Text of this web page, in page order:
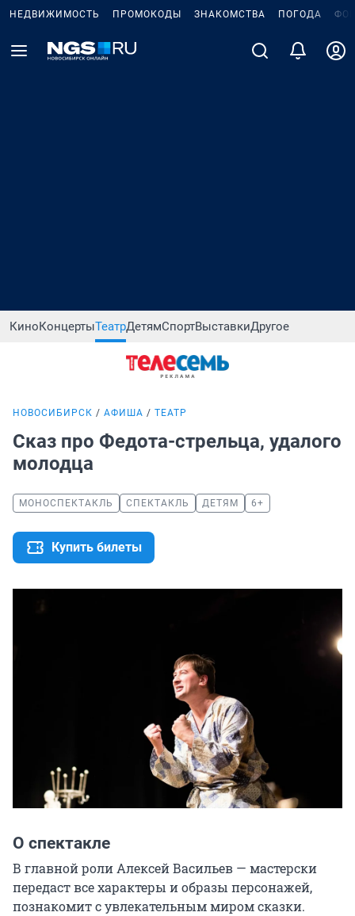
НЕДВИЖИМОСТЬ ПРОМОКОДЫ ЗНАКОМСТВА ПОГОДА
КиноКонцертыТеатрДетямСпортВыставкиДругое
НОВОСИБИРСК АФИША ТЕАТР
Сказ про Федота-стрельца, удалого
молодца
МОНОСПЕКТАКЛЬ СПЕКТАКЛЬ ДЕТЯМ 6+
Купить билеты
О спектакле
В главной роли Алексей Васильев — мастерски
передаст все характеры и образы персонажей,
познакомит с увлекательным миром сказки.